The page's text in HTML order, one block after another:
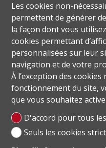
Les cookies non-
permettent de générer
la façon dont vous
cookies permettant
personnalisées sur leur
navigation et de votre
À l’exception des cookies
fonctionnement du site,
que vous souhaitez
D'accord pour tous
Seuls les cookies